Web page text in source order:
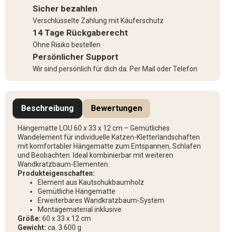
Sicher bezahlen
Verschlüsselte Zahlung mit Käuferschutz
14 Tage Rückgaberecht
Ohne Risiko bestellen
Persönlicher Support
Wir sind persönlich für dich da. Per Mail oder Telefon
Beschreibung Bewertungen
Hängematte LOU 60 x 33 x 12 cm – Gemütliches
Wandelement für individuelle Katzen-Kletterlandschaften
mit komfortabler Hängematte zum Entspannen, Schlafen
und Beobachten. Ideal kombinierbar mit weiteren
Wandkratzbaum-Elementen.
Produkteigenschaften:
Element aus Kautschukbaumholz
Gemütliche Hängematte
Erweiterbares Wandkratzbaum-System
Montagematerial inklusive
Größe: 60 x 33 x 12 cm
Gewicht: ca. 3.600 g